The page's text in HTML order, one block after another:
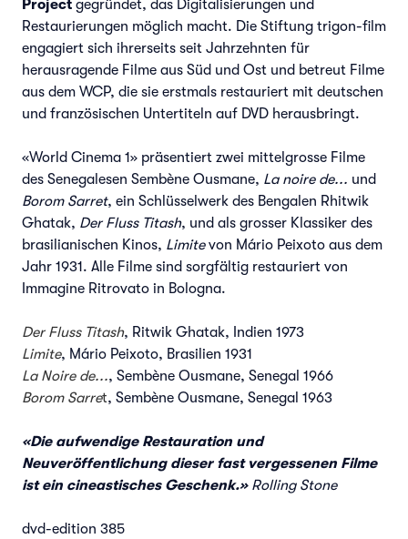
Project gegründet, das Digitalisierungen und
Restaurierungen möglich macht. Die Stiftung trigon-film
engagiert sich ihrerseits seit Jahrzehnten für
herausragende Filme aus Süd und Ost und betreut Filme
aus dem WCP, die sie erstmals restauriert mit deutschen
und französischen Untertiteln auf DVD herausbringt.
«World Cinema 1» präsentiert zwei mittelgrosse Filme
des Senegalesen Sembène Ousmane, La noire de... und
Borom Sarret, ein Schlüsselwerk des Bengalen Rhitwik
Ghatak, Der Fluss Titash, und als grosser Klassiker des
brasilianischen Kinos, Limitevon Mário Peixoto aus dem
Jahr 1931. Alle Filme sind sorgfältig restauriert von
Immagine Ritrovato in Bologna.
Der Fluss Titash, Ritwik Ghatak, Indien 1973
Limite, Mário Peixoto, Brasilien 1931
La Noire de..., Sembène Ousmane, Senegal 1966
Borom Sarret, Sembène Ousmane, Senegal 1963
«Die aufwendige Restauration und
Neuveröffentlichung dieser fast vergessenen Filme
ist ein cineastisches Geschenk.» Rolling Stone
dvd-edition 385